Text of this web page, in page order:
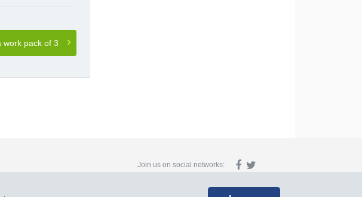
work pack of 3
Join us on social networks: